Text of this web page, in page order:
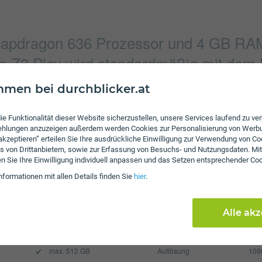
bei durchblicker.at
Funktionalität dieser Website sicherzustellen, unsere Services laufend zu
anzuzeigen außerdem werden Cookies zur Personalisierung von
erteilen Sie Ihre ausdrückliche Einwilligung zur Verwendung von
von Drittanbietern, sowie zur Erfassung von Besuchs- und Nutzungsdaten.
Sie Ihre Einwilligung individuell anpassen und das Setzen entsprechender
mit allen Details finden Sie hier.
Alle
636 Prozessor und 4 GB
Z3 Play wird standardmäßig mit
ausgeliefert.
3264 x 2448 Pixel
Verbindung
Bluetooth
max. 512 GB
Pixel per Inch
Auflösung